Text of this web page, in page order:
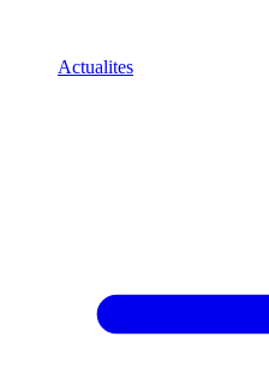
Actualites